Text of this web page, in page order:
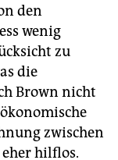
den
wenig
zu
die
Brown nicht
zwischen
hilflos.